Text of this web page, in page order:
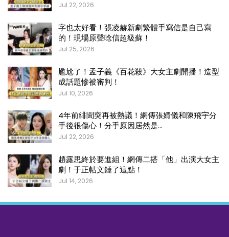
Jul 22, 2026
字也太好看！張凌赫新劇繁體手寫信是自己寫
的！現場原聲唸信超級蘇！
Jul 25, 2026
尷尬了！孟子義《百花殺》大女主劇開播！造型
成話題慘被審判！
Jul 10, 2026
4年前緋聞突再被熱議！網傳張婧儀和陳飛宇分
手後很傷心！分手原因居然是…
Jul 22, 2026
趙露思終於要進組！網傳二搭「他」出演大女主
劇！于正帖文錘了這點！
Jul 14, 2026